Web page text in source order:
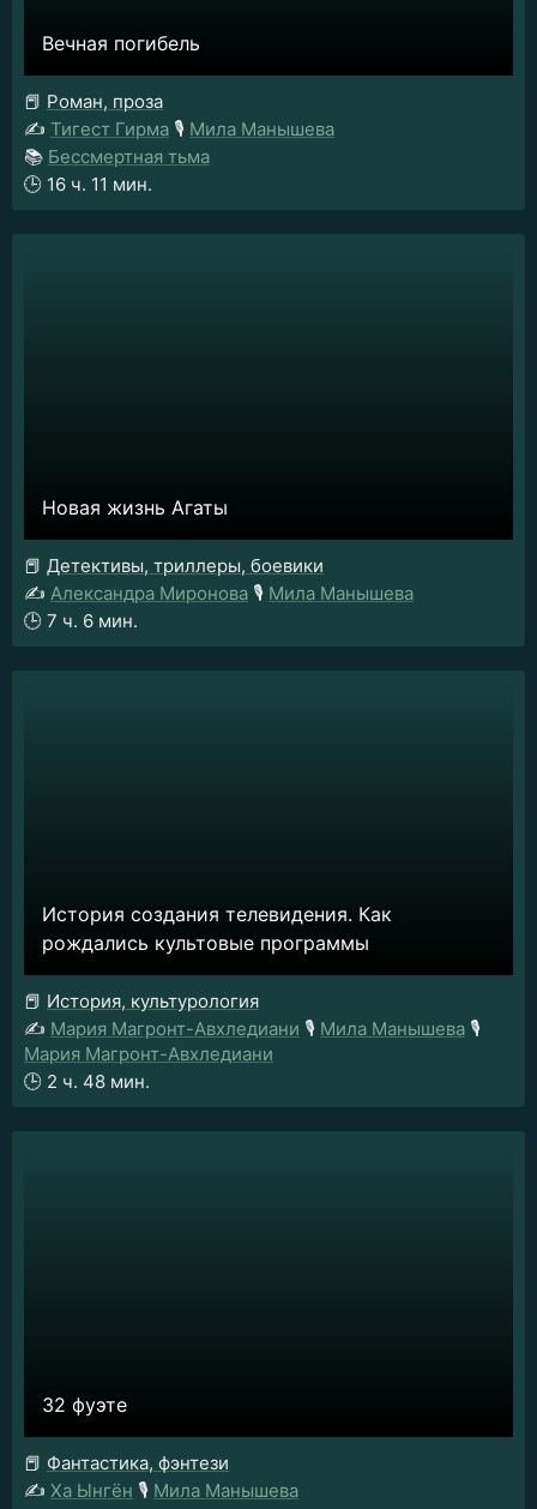
Вечная погибель
📕 Роман, проза
✍️ Тигест Гирма 🎙️ Мила Манышева
📚 Бессмертная тьма
🕒 16 ч. 11 мин.
Новая жизнь Агаты
📕 Детективы, триллеры, боевики
✍️ Александра Миронова 🎙️ Мила Манышева
🕒 7 ч. 6 мин.
История создания телевидения. Как
рождались культовые программы
📕 История, культурология
✍️ Мария Магронт-Авхледиани 🎙️ Мила Манышева 🎙️
Мария Магронт-Авхледиани
🕒 2 ч. 48 мин.
32 фуэте
📕 Фантастика, фэнтези
✍️ Ха Ынгён 🎙️ Мила Манышева